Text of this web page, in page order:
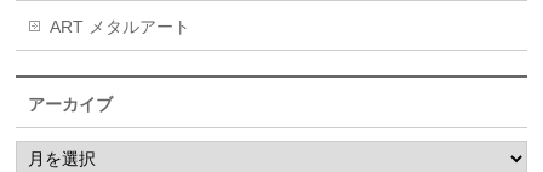
ART メタルアート
アーカイブ